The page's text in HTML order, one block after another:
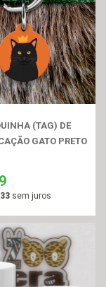
(TAG) DE
GATO PRETO
sem juros